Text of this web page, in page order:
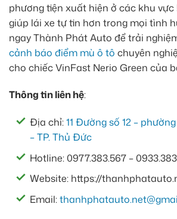
phương tiện xuất hiện ở các khu
giúp lái xe tự tin hơn trong mọi tình
ngay Thành Phát Auto để trải
cảnh báo điểm mù ô tô chuyên
cho chiếc VinFast Nerio Green của
Thông tin liên hệ:
Địa chỉ:11 Đường số 12 –
– TP. Thủ Đức
Hotline: 0977.383.567 –
Website: https://
Email: